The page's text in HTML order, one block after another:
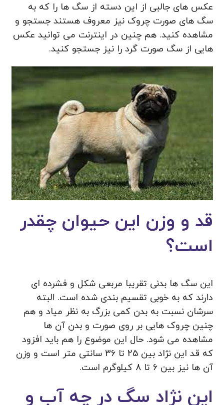
عکس های جالبی از این دسته از سگ ها را که به
سگ های صورت چروک نیز معروف هستند جستجو و
مشاهده کنید. هم چنین در اینترنت می‌ توانید عکس‌
هایی از سگ صورت گرد را نیز جستجو کنید.
قد و وزن این حیوان چقدر
است؟
این سگ ها بدنی تقریبا مربعی شکل و فشرده ای
دارند که به خوبی تقسیم بندی شده است. البته
سرشان نسبت به بدن کمی بزرگ به نظر میاد و هم
چنین چروک هایی بر روی صورت و بدن آن ها
مشاهده می شود. حال این موضوع را هم باید افزود
که قد این نژاد بین 25 تا 36 سانتی متر است و وزن
آن ها نیز بین 6 تا 8 کیلوگرم است.
این نژاد سگ در چه آب و